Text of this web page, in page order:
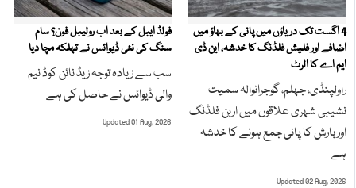
4 اگست تک دریاؤں میں پانی کے بہاؤ میں
اضافے اور فلیش فلڈنگ کا خدشہ، این ڈی
ایم اے کا الرٹ
راولپنڈی، جہلم، گوجرانوالہ سمیت
نشیبی شہری علاقوں میں اربن فلڈنگ
اور بارش کا پانی جمع ہونے کا خدشہ
ہے
Updated 02 Aug, 2026
فولڈ ایبل کے بعد اب رولیبل فون؟ سام
سنگ کی نئی ڈیوائس نے تہلکہ مچا دیا
سب سے زیادہ توجہ زیڈ نائن کوڈ نیم
والی ڈیوائس نے حاصل کی ہے
Updated 01 Aug, 2026